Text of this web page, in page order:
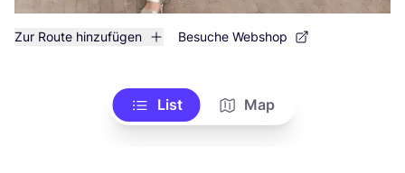
Zur Route hinzufügen Besuche Webshop
List Map